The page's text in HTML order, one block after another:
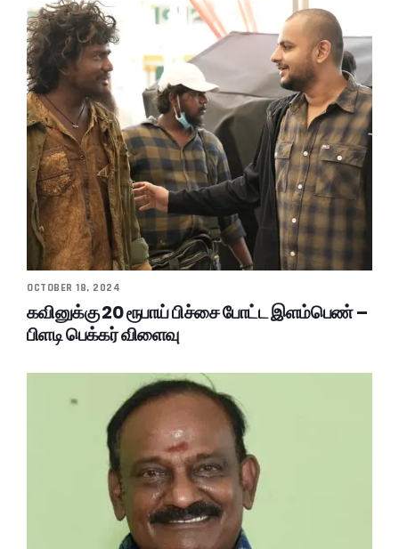
OCTOBER 18, 2024
கவினுக்கு 20 ரூபாய் பிச்சை போட்ட இளம்பெண் –
பிளடி பெக்கர் விளைவு